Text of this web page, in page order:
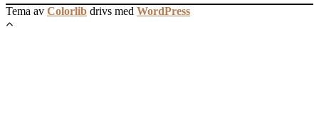
Tema av Colorlib drivs med WordPress